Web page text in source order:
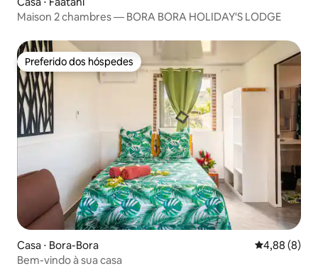
Maison 2 chambres — BORA BORA HOLIDAY'S LODGE
Preferido dos hóspedes
Preferido dos hóspedes
Casa ⋅ Bora-Bora 4,88 de uma
4,88 (8)
Bem-vindo à sua casa